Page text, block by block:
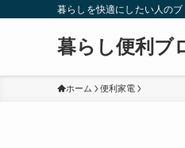
暮らしを快適にしたい人の
暮らし便利ブ
ホーム 便利家電